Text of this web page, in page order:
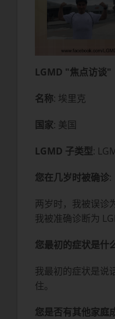
LGMD "焦点访谈"
名称: 埃里
国家: 美国
LGMD 子类型:
您在几岁时被确诊:
两岁时，我被误诊
我被准确
您最初的症状是什
我最初的症状是说
住。
您是否有其他家庭